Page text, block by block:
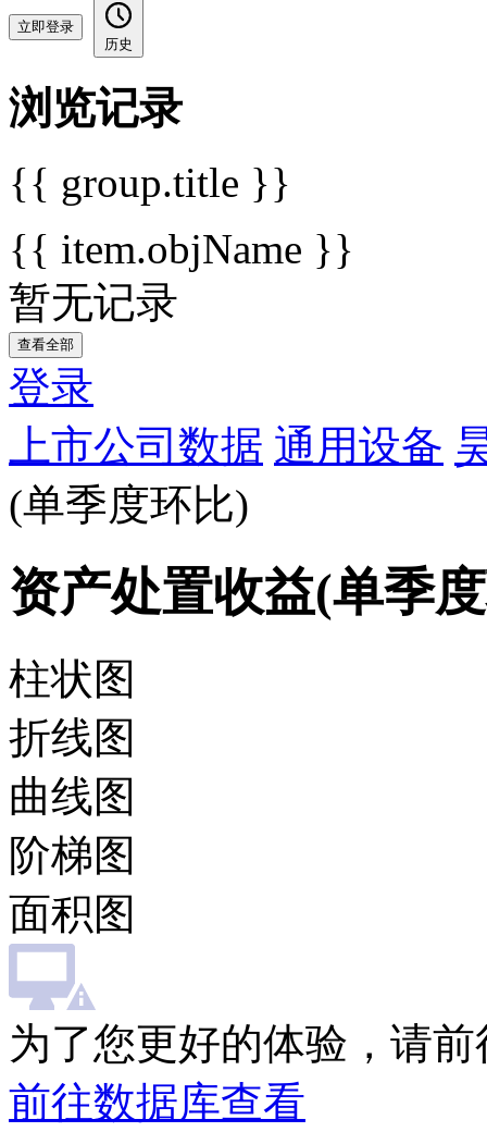
立即登录
历史
浏览记录
{{ group.title }}
{{ item.objName }}
暂无记录
查看全部
登录
上市公司数据 通用设备
(单季度环比)
资产处置收益(单季
柱状图
折线图
曲线图
阶梯图
面积图
为了您更好的体验，请
前往数据库查看